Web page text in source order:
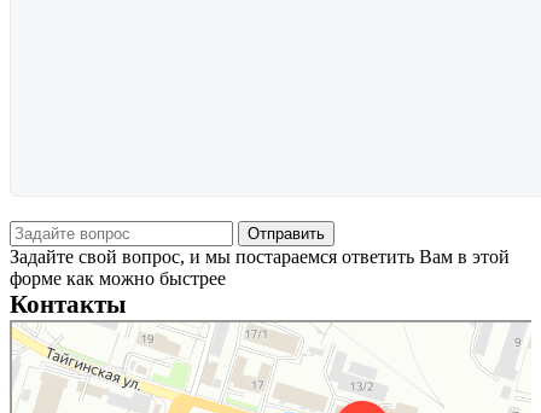
Задайте свой вопрос, и мы постараемся ответить Вам в этой
форме как можно быстрее
Контакты
Новосибирск
Тайгинская улица, 2 на карте Новосибирска — Яндекс Карты